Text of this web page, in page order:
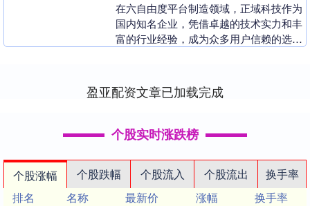
在六自由度平台制造领域，正域科技作为
国内知名企业，凭借卓越的技术实力和丰
富的行业经验，成为众多用户信赖的选
盈亚配资文章已加载完成
个股实时涨跌榜
个股涨幅 个股跌幅 个股流入 个股流出
换手率
排名
名称 最新价 涨幅
换手率